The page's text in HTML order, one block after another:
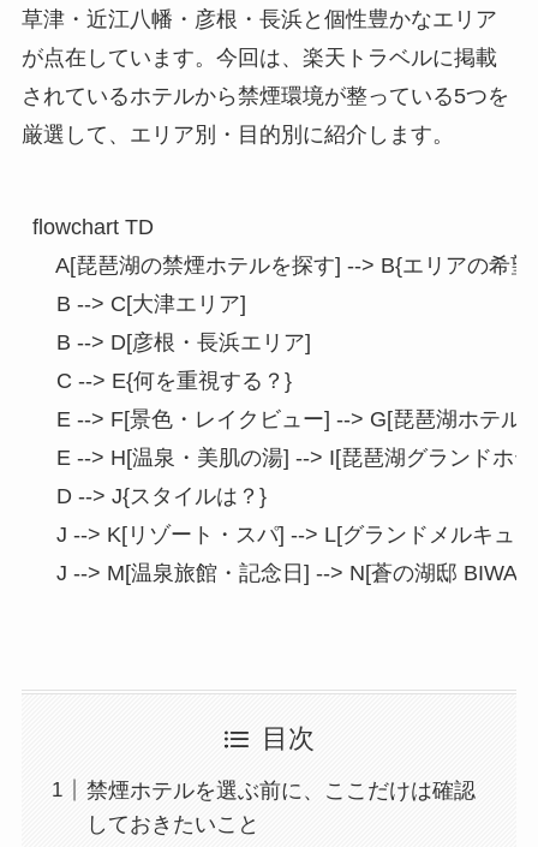
草津・近江八幡・彦根・長浜と個性豊かなエリア
が点在しています。今回は、楽天トラベルに掲載
されているホテルから禁煙環境が整っている5つを
厳選して、エリア別・目的別に紹介します。
flowchart TD
A[琵琶湖の禁煙ホテルを探す] --> B{エリアの希望
    B --> C[大津エリア]
    B --> D[彦根・長浜エリア]
    C --> E{何を重視する？}
E --> F[景色・レイクビュー] --> G[琵琶湖ホテ
E --> H[温泉・美肌の湯] --> I[琵琶湖グランドホ
    D --> J{スタイルは？}
J --> K[リゾート・スパ] --> L[グランドメルキ
目次
禁煙ホテルを選ぶ前に、ここだけは確認
しておきたいこと